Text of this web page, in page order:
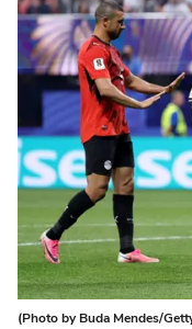
(Photo by Buda Mendes/